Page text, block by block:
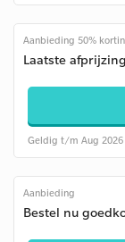
Aanbieding 50%
Laatste
Geldig t/m Aug 2026
Aanbieding
Bestel nu